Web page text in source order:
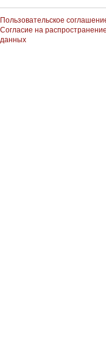
Пользовательское
Согласие на
данных